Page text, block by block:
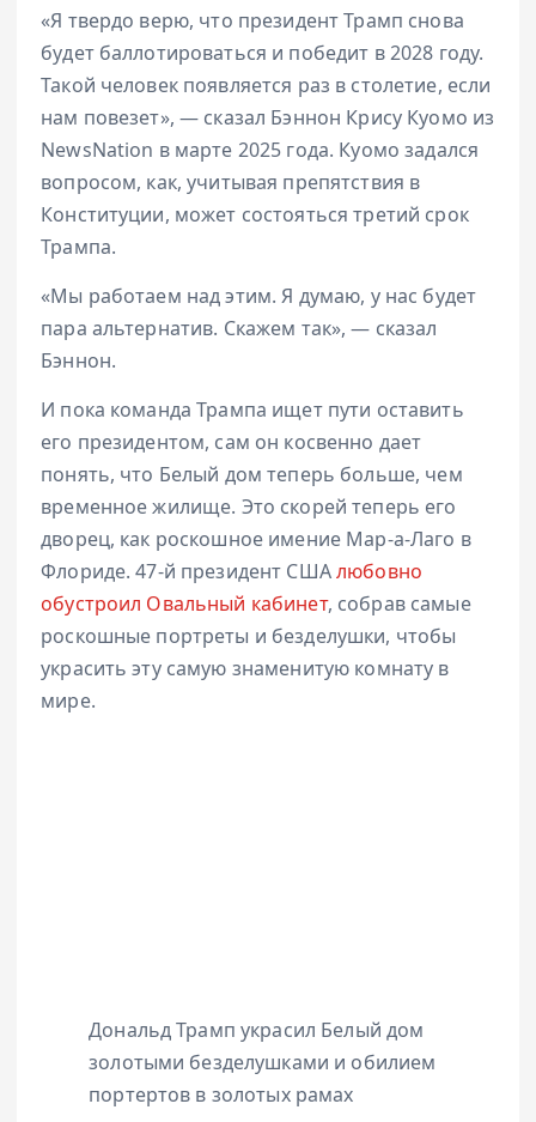
«Я твердо верю, что президент Трамп снова
будет баллотироваться и победит в 2028 году.
Такой человек появляется раз в столетие, если
нам повезет», — сказал Бэннон Крису Куомо из
NewsNation в марте 2025 года. Куомо задался
вопросом, как, учитывая препятствия в
Конституции, может состояться третий срок
Трампа.
«Мы работаем над этим. Я думаю, у нас будет
пара альтернатив. Скажем так», — сказал
Бэннон.
И пока команда Трампа ищет пути оставить
его президентом, сам он косвенно дает
понять, что Белый дом теперь больше, чем
временное жилище. Это скорей теперь его
дворец, как роскошное имение Мар-а-Лаго в
Флориде. 47-й президент СШАлюбовно
обустроил Овальный кабинет, собрав самые
роскошные портреты и безделушки, чтобы
украсить эту самую знаменитую комнату в
мире.
Дональд Трамп украсил Белый дом
золотыми безделушками и обилием
портертов в золотых рамах